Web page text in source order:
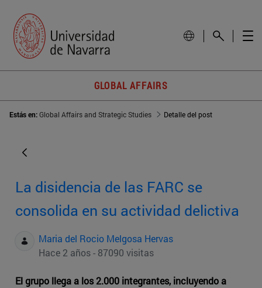
GLOBAL AFFAIRS
Estás en:Global Affairs and Strategic Studies Detalle del post
La disidencia de las FARC se
consolida en su actividad delictiva
Maria del Rocio Melgosa Hervas
Hace 2 años - 87090 visitas
El grupo llega a los 2.000 integrantes, incluyendo a